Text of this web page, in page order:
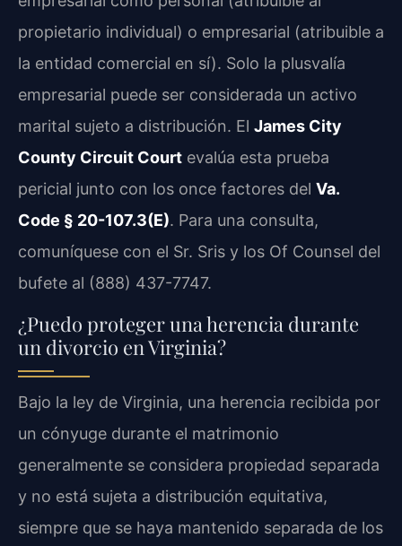
propietario individual) o empresarial (atribuible a
la entidad comercial en sí). Solo la plusvalía
empresarial puede ser considerada un activo
marital sujeto a distribución. El James City
County Circuit Court evalúa esta prueba
pericial junto con los once factores del Va.
Code § 20-107.3(E). Para una consulta,
comuníquese con el Sr. Sris y los Of Counsel del
bufete al (888) 437-7747.
¿Puedo proteger una herencia durante
un divorcio en Virginia?
Bajo la ley de Virginia, una herencia recibida por
un cónyuge durante el matrimonio
generalmente se considera propiedad separada
y no está sujeta a distribución equitativa,
siempre que se haya mantenido separada de los